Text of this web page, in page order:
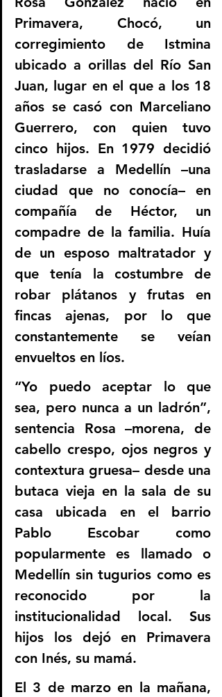
Primavera, Chocó, un
corregimiento de Istmina
ubicado a orillas del Río San
Juan, lugar en el que a los 18
años se casó con Marceliano
Guerrero, con quien tuvo
cinco hijos. En 1979 decidió
trasladarse a Medellín –una
ciudad que no conocía– en
compañía de Héctor, un
compadre de la familia. Huía
de un esposo maltratador y
que tenía la costumbre de
robar plátanos y frutas en
fincas ajenas, por lo que
constantemente se veían
envueltos en líos.
“Yo puedo aceptar lo que
sea, pero nunca a un ladrón”,
sentencia Rosa –morena, de
cabello crespo, ojos negros y
contextura gruesa– desde una
butaca vieja en la sala de su
casa ubicada en el barrio
Pablo Escobar como
popularmente es llamado o
Medellín sin tugurios como es
reconocido por la
institucionalidad local. Sus
hijos los dejó en Primavera
con Inés, su mamá.
El 3 de marzo en la mañana,